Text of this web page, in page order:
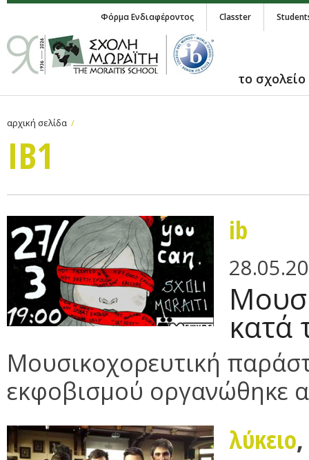
Φόρμα Ενδιαφέροντος Classter
το σχολείο
αρχική σελίδα
IB1
ib
κατά
Μουσικοχορευτική
εκφοβισμού οργανώθηκε
λύκειο,